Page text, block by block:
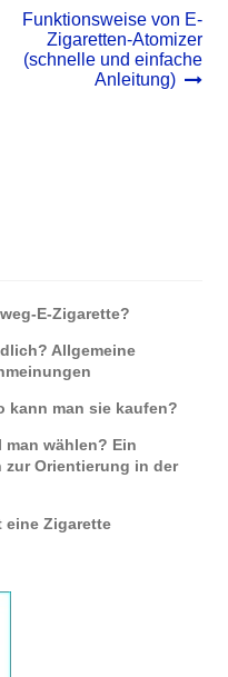
Nächster
Beitrag:
Funktionsweise von E-
Zigaretten-Atomizer
(schnelle und einfache
Anleitung)
E-Zigarette?
Allgemeine
kann man sie kaufen?
man wählen? Ein
zur Orientierung in der
eine Zigarette